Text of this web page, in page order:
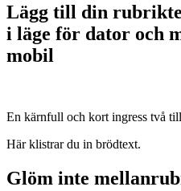
Lägg till din
i läge för dator och
mobil
En kärnfull och kort ingress två
Här klistrar du in brödtext.
Glöm inte